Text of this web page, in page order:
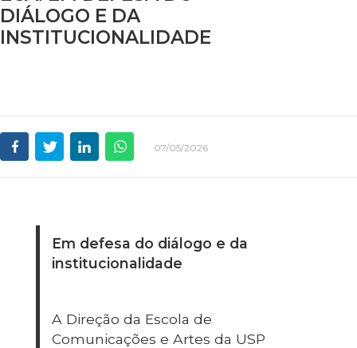
DIÁLOGO E DA
INSTITUCIONALIDADE
07/05/2026
Em defesa do diálogo e da
institucionalidade
A Direção da Escola de
Comunicações e Artes da USP